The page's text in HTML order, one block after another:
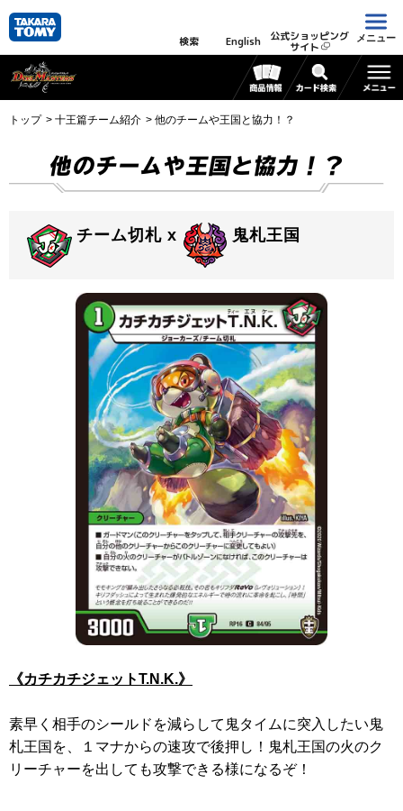
検索 English 公式ショッピング
サイト
メニュー
トップ 十王篇チーム紹介 他のチームや王国と協力！？
他のチームや王国と協力！？
チーム切札 x 鬼札王国
《カチカチジェットT.N.K.》
素早く相手のシールドを減らして鬼タイムに突入したい鬼
札王国を、１マナからの速攻で後押し！鬼札王国の火のク
リーチャーを出しても攻撃できる様になるぞ！